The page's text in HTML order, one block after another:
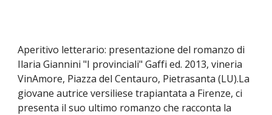
Aperitivo letterario: presentazione del romanzo di
Ilaria Giannini "I provinciali" Gaffi ed. 2013, vineria
VinAmore, Piazza del Centauro, Pietrasanta (LU).La
giovane autrice versiliese trapiantata a Firenze, ci
presenta il suo ultimo romanzo che racconta la